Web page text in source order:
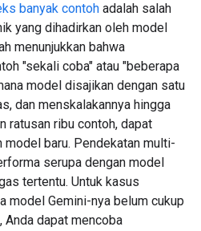
banyak contoh adalah salah
yang dihadirkan oleh model
menunjukkan bahwa
"sekali coba" atau "beberapa
model disajikan dengan satu
dan menskalakannya hingga
ratusan ribu contoh, dapat
model baru. Pendekatan multi-
serupa dengan model
tertentu. Untuk kasus
model Gemini-nya belum cukup
Anda dapat mencoba